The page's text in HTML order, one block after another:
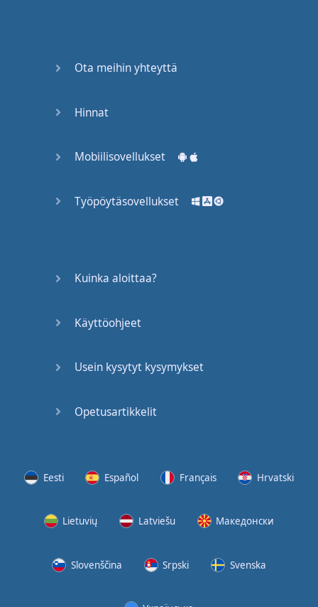
What the
Ota meihin yhteyttä
Hinnat
Mobiilisovellukset
Työpöytäsovellukset
Kuinka aloittaa?
Käyttöohjeet
Usein kysytyt kysymykset
Opetusartikkelit
Eesti Español Français Hrvatski
Lietuvių Latviešu Македонски
Slovenščina Srpski Svenska